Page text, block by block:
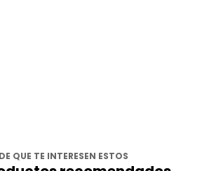
QUE TE INTERESEN ESTOS